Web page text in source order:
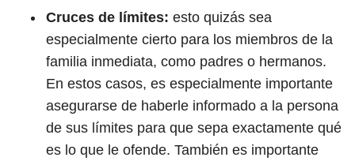
Cruces de límites: esto quizás sea
especialmente cierto para los miembros de la
familia inmediata, como padres o hermanos.
En estos casos, es especialmente importante
asegurarse de haberle informado a la persona
de sus límites para que sepa exactamente qué
es lo que le ofende. También es importante